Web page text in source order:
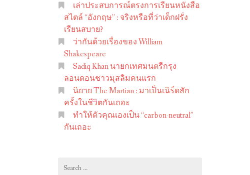
เล่าประสบการณ์ตรงการเรียนหนังสือ
สไตล์ “อังกฤษ” : จริงหรือที่ว่าเด็กฝรั่ง
เรียนสบาย?
ว่ากันด้วยเรื่องของ William
Shakespeare
Sadiq Khan นายกเทศมนตรีกรุง
ลอนดอนชาวมุสลิมคนแรก
นิยาย The Martian : มาเป็นเนิร์ดสัก
ครั้งในชีวิตกันเถอะ
ทำให้ตัวคุณเองเป็น “carbon-neutral”
กันเถอะ
Search